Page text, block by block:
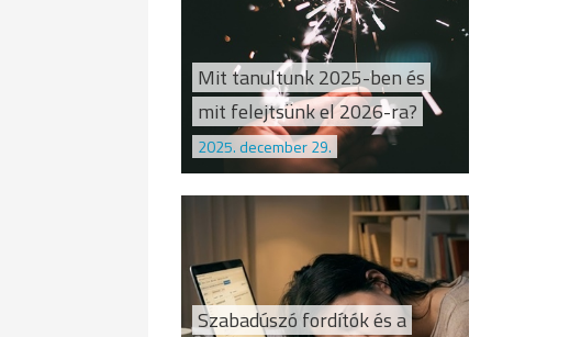
Mit tanultunk 2025-ben és
mit felejtsünk el 2026-ra?
2025. december 29.
Szabadúszó fordítók és a